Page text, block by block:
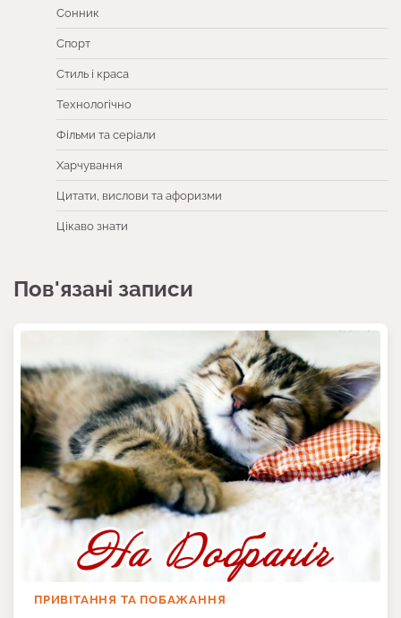
Сонник
Спорт
Стиль і краса
Технологічно
Фільми та серіали
Харчування
Цитати, вислови та афоризми
Цікаво знати
Пов'язані записи
ПРИВІТАННЯ ТА ПОБАЖАННЯ